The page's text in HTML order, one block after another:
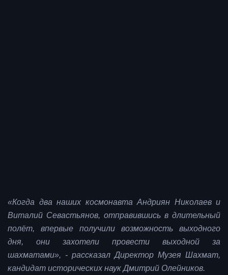
«Когда два наших космонавта Андриян Николаев и
Виталий Севастьянов, отправившись в длительный
полёт, впервые получили возможность выходного
дня, они захотели провести выходной за
шахматами», - рассказал Директор Музея Шахмат,
кандидат исторических наук Дмитрий Олейников.